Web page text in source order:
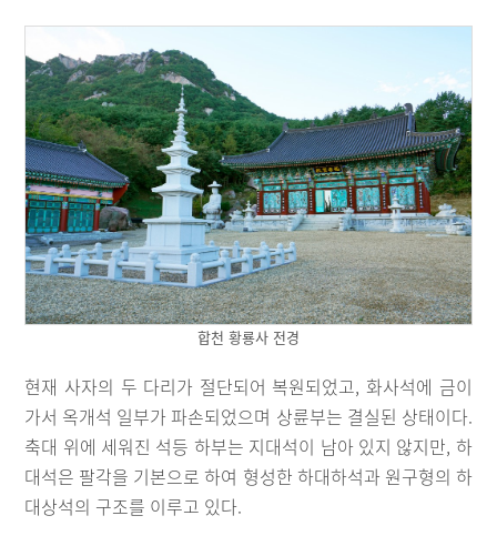
합천 황룡사 전경
현재 사자의 두 다리가 절단되어 복원되었고, 화사석에 금이
가서 옥개석 일부가 파손되었으며 상륜부는 결실된 상태이다.
축대 위에 세워진 석등 하부는 지대석이 남아 있지 않지만, 하
대석은 팔각을 기본으로 하여 형성한 하대하석과 원구형의 하
대상석의 구조를 이루고 있다.